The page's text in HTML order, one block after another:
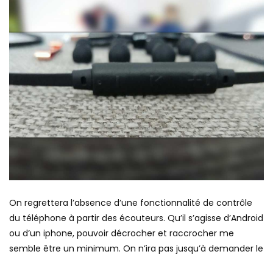
On regrettera l’absence d’une fonctionnalité de contrôle
du téléphone à partir des écouteurs. Qu’il s’agisse d’Android
ou d’un iphone, pouvoir décrocher et raccrocher me
semble être un minimum. On n’ira pas jusqu’à demander le